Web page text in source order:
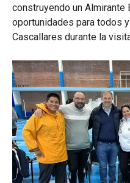
construyendo un Almirante
oportunidades para todos
Cascallares durante la